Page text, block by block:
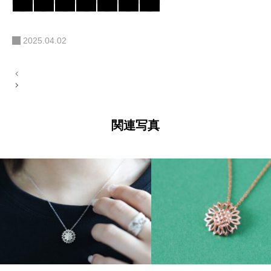
2025.04.02
投
稿
関連写真